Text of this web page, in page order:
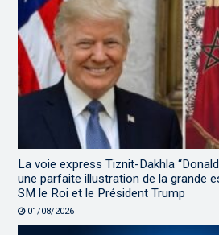
La voie express Tiznit-Dakhla
une parfaite illustration de la grande
SM le Roi et le Président Trump
01/08/2026